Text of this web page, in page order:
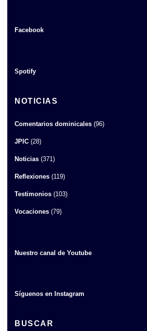
Facebook
Spotify
NOTICIAS
Comentarios dominicales (96)
JPIC (28)
Noticias (371)
Reflexiones (119)
Testimonios (103)
Vocaciones (79)
Nuestro canal de Youtube
Síguenos en Instagram
BUSCAR